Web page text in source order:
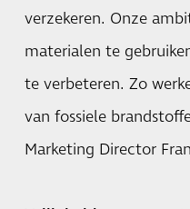
verzekeren. Onze
materialen te
te verbeteren. Zo
van fossiele
Marketing Director